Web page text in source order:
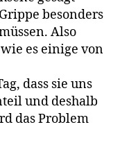
besonders
Also
es einige von
dass sie uns
und deshalb
das Problem